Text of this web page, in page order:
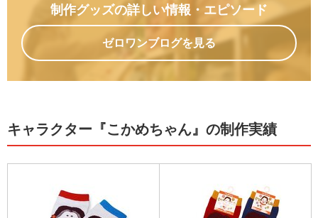
制作グッズの詳しい情報 ・エピソード
ゼロワンブログを見る
キャラクター『こかめちゃん』の制作実績